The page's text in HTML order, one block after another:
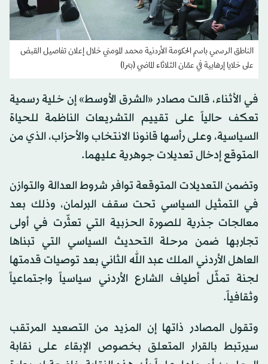
الناطق الرسمي باسم الحكومة الأردنية محمد المومني خلال إعلان تفاصيل القبض
على خلايا إرهابية في عمّان الثلاثاء الماضي (بترا)
في الأثناء، قالت مصادر «الشرق الأوسط» إن خلية رسمية
تعكف حالياً على تقييم التشريعات الناظمة للحياة
السياسية، وعلى رأسها قانونا الانتخاب والأحزاب، الذي من
المتوقع إدخال تعديلات جوهرية عليهما.
وتضمن التعديلات المتوقعة توافر شروط العدالة والتوازن
في التمثيل السياسي تحت سقف البرلمان، وذلك بعد
معالجات جذرية للصورة الحزبية التي تعثّرت في أولى
تجاربها ضمن مرحلة التحديث السياسي التي تبناها
العاهل الأردني الملك عبد الله الثاني بعد توصيات قدمتها
لجنة تمثّل أطياف الشارع الأردني سياسياً واجتماعياً
وثقافياً.
وتقول المصادر ذاتها إن المزيد من التصعيد المرتقب
سيرتبط بالقرار المتعلق بخصوص الإبقاء على نقابة